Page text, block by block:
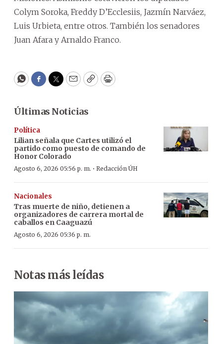
Colym Soroka, Freddy D’Ecclesiis, Jazmín Narváez,
Luis Urbieta, entre otros. También los senadores
Juan Afara y Arnaldo Franco.
WhatsApp
Facebook
Twitter
EmailCopyPrint
Últimas Noticias
Política
Lilian señala que Cartes utilizó el
partido como puesto de comando de
Honor Colorado
Agosto 6, 2026 05:56 p. m. · Redacción ÚH
Nacionales
Tras muerte de niño, detienen a
organizadores de carrera mortal de
caballos en Caaguazú
Agosto 6, 2026 05:36 p. m.
Notas más leídas